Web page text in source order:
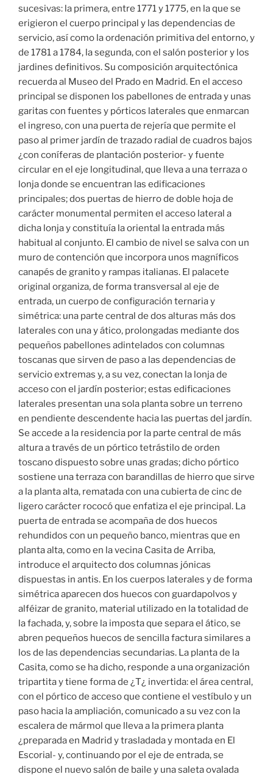
sucesivas: la primera, entre 1771 y 1775, en la que se
erigieron el cuerpo principal y las dependencias de
servicio, así como la ordenación primitiva del entorno, y
de 1781 a 1784, la segunda, con el salón posterior y los
jardines definitivos. Su composición arquitectónica
recuerda al Museo del Prado en Madrid. En el acceso
principal se disponen los pabellones de entrada y unas
garitas con fuentes y pórticos laterales que enmarcan
el ingreso, con una puerta de rejería que permite el
paso al primer jardín de trazado radial de cuadros bajos
¿con coníferas de plantación posterior- y fuente
circular en el eje longitudinal, que lleva a una terraza o
lonja donde se encuentran las edificaciones
principales; dos puertas de hierro de doble hoja de
carácter monumental permiten el acceso lateral a
dicha lonja y constituía la oriental la entrada más
habitual al conjunto. El cambio de nivel se salva con un
muro de contención que incorpora unos magníficos
canapés de granito y rampas italianas. El palacete
original organiza, de forma transversal al eje de
entrada, un cuerpo de configuración ternaria y
simétrica: una parte central de dos alturas más dos
laterales con una y ático, prolongadas mediante dos
pequeños pabellones adintelados con columnas
toscanas que sirven de paso a las dependencias de
servicio extremas y, a su vez, conectan la lonja de
acceso con el jardín posterior; estas edificaciones
laterales presentan una sola planta sobre un terreno
en pendiente descendente hacia las puertas del jardín.
Se accede a la residencia por la parte central de más
altura a través de un pórtico tetrástilo de orden
toscano dispuesto sobre unas gradas; dicho pórtico
sostiene una terraza con barandillas de hierro que sirve
a la planta alta, rematada con una cubierta de cinc de
ligero carácter rococó que enfatiza el eje principal. La
puerta de entrada se acompaña de dos huecos
rehundidos con un pequeño banco, mientras que en
planta alta, como en la vecina Casita de Arriba,
introduce el arquitecto dos columnas jónicas
dispuestas in antis. En los cuerpos laterales y de forma
simétrica aparecen dos huecos con guardapolvos y
alféizar de granito, material utilizado en la totalidad de
la fachada, y, sobre la imposta que separa el ático, se
abren pequeños huecos de sencilla factura similares a
los de las dependencias secundarias. La planta de la
Casita, como se ha dicho, responde a una organización
tripartita y tiene forma de ¿T¿ invertida: el área central,
con el pórtico de acceso que contiene el vestíbulo y un
paso hacia la ampliación, comunicado a su vez con la
escalera de mármol que lleva a la primera planta
¿preparada en Madrid y trasladada y montada en El
Escorial- y, continuando por el eje de entrada, se
dispone el nuevo salón de baile y una saleta ovalada